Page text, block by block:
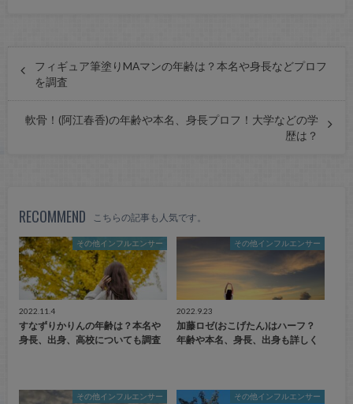
フィギュア筆塗りMAマンの年齢は？本名や身長などプロフ
を調査
軟骨！(阿江春香)の年齢や本名、身長プロフ！大学などの学
歴は？
RECOMMEND こちらの記事も人気です。
その他インフルエンサー
2022.11.4
すなずりかりんの年齢は？本名や
身長、出身、高校についても調査
その他インフルエンサー
2022.9.23
加藤ロゼ(おこげたん)はハーフ？
年齢や本名、身長、出身も詳しく
その他インフルエンサー その他インフルエンサー